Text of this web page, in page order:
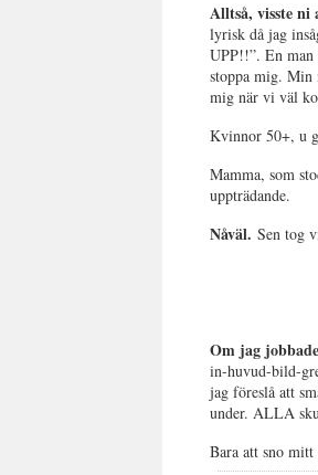
Alltså, visste ni
lyrisk då jag
UPP!!”. En
stoppa mig. Min
mig när vi väl
Kvinnor 50+, u
Mamma, som
uppträdande.
Nåväl.Sen tog
Om jag
in-huvud-bild-
jag föreslå att
under. ALLA
Bara att sno